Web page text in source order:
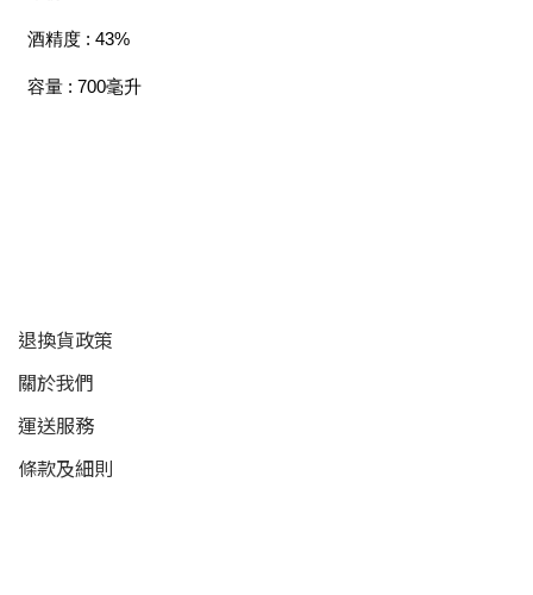
酒精度 : 43%
容量 : 700毫升
退換貨政策
關於我們
運送服務
條款及細則